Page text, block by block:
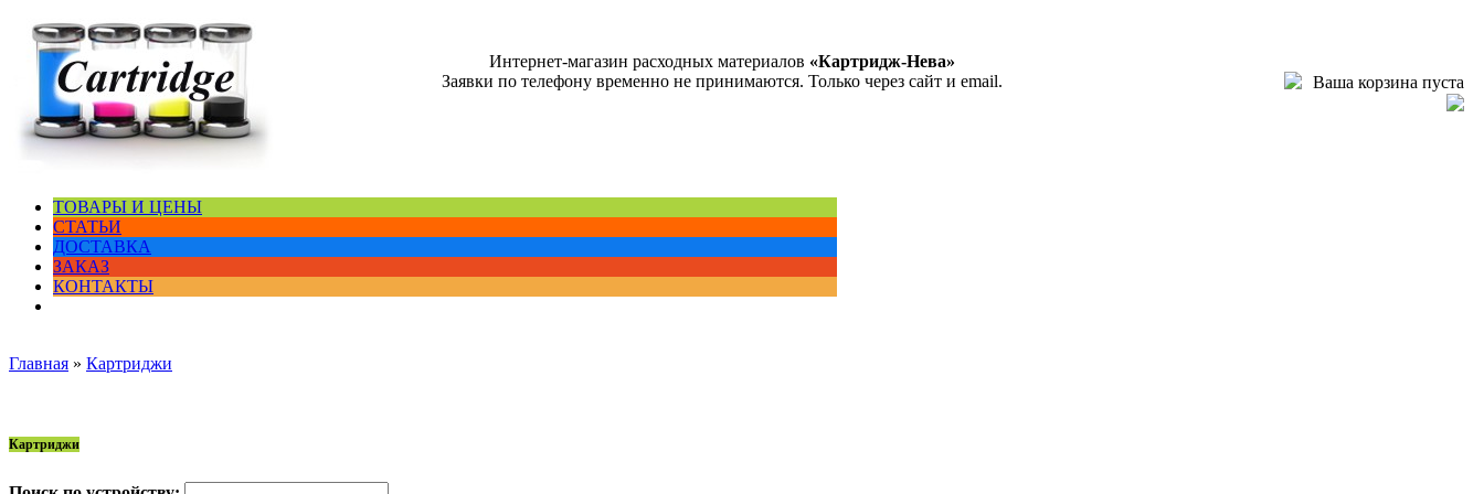
Интернет-магазин расходных материалов «Картридж-Нева»
Заявки по телефону временно не принимаются. Только через сайт и email.
Ваша корзина пуста
ТОВАРЫ И ЦЕНЫ
СТАТЬИ
ДОСТАВКА
ЗАКАЗ
КОНТАКТЫ
Главная » Картриджи
Картриджи